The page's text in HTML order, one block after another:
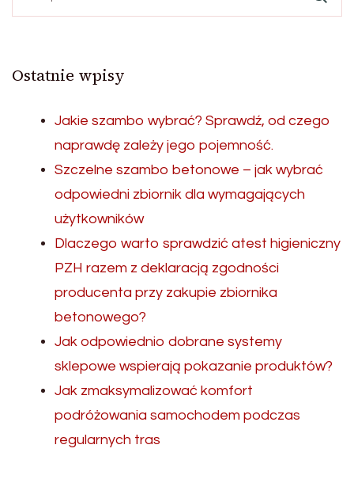
Ostatnie wpisy
Jakie szambo wybrać? Sprawdź, od czego
naprawdę zależy jego pojemność.
Szczelne szambo betonowe – jak wybrać
odpowiedni zbiornik dla wymagających
użytkowników
Dlaczego warto sprawdzić atest higieniczny
PZH razem z deklaracją zgodności
producenta przy zakupie zbiornika
betonowego?
Jak odpowiednio dobrane systemy
sklepowe wspierają pokazanie produktów?
Jak zmaksymalizować komfort
podróżowania samochodem podczas
regularnych tras